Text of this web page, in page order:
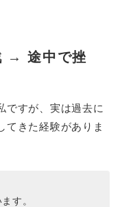
→ 途中で挫
ですが、実は過去に
てきた経験がありま
す。